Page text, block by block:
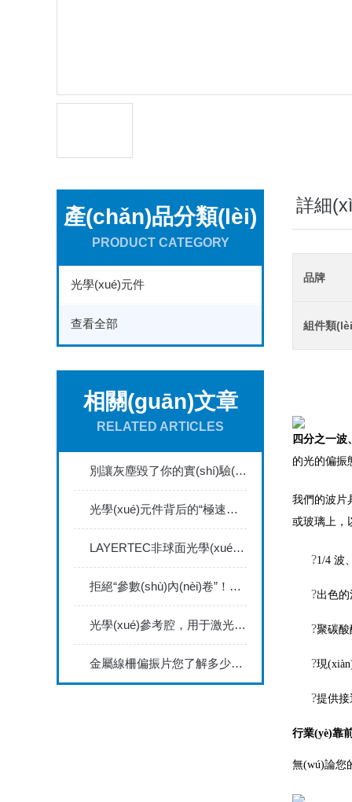
產(chǎn)品分類(lèi)
PRODUCT CATEGORY
光學(xué)元件
查看全部
相關(guān)文章
RELATED ARTICLES
別讓灰塵毀了你的實(shí)驗(yàn)——光學(xué)元件安全清潔指南
光學(xué)元件背后的“極速檢疫”神器：從濾光片到實(shí)時(shí)PCR只需60 分鐘
LAYERTEC非球面光學(xué)元件介紹
拒絕“參數(shù)內(nèi)卷”！激光光學(xué)元件并非指標(biāo)越高越好，一文教你省錢(qián)又避坑
光學(xué)參考腔，用于激光精密計(jì)量
金屬線柵偏振片您了解多少呢？
詳細
品牌
組件類
四分之一波
的光的偏振態
我們的波片
或玻璃上，
?1/4 波
?出色
?聚碳
?現
?提供
行業(yè)靠
無(wú)論您